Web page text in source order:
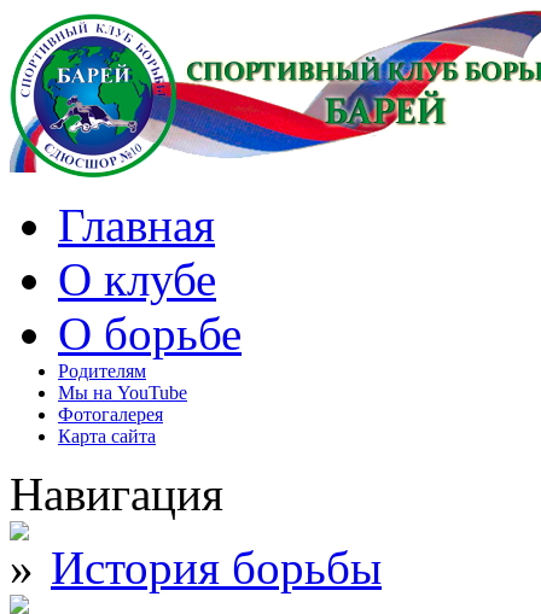
Главная
О клубе
О борьбе
Родителям
Мы на YouTube
Фотогалерея
Карта сайта
Навигация
История борьбы